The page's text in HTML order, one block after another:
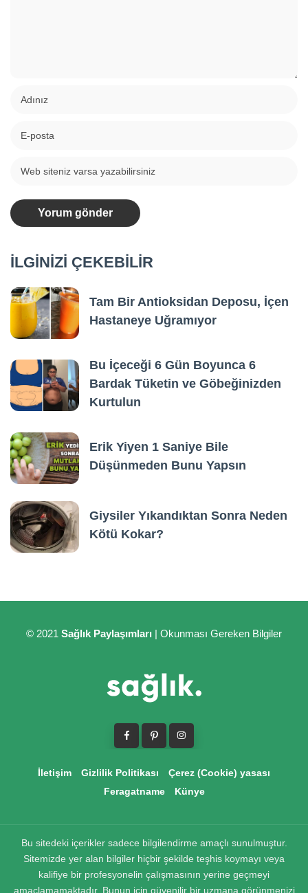
İLGİNİZİ ÇEKEBİLİR
Tam Bir Antioksidan Deposu, İçen
Hastaneye Uğramıyor
Bu İçeceği 6 Gün Boyunca 6
Bardak Tüketin ve Göbeğinizden
Kurtulun
Erik Yiyen 1 Saniye Bile
Düşünmeden Bunu Yapsın
Giysiler Yıkandıktan Sonra Neden
Kötü Kokar?
© 2021 Sağlık Paylaşımları | Okunması Gereken Bilgiler
İletişim Gizlilik Politikası
Çerez (Cookie) yasası
Feragatname
Künye
Bu sitedeki içerikler sadece bilgilendirme amaçlı sunulmuştur.
Sitemizde yer alan bilgiler hiçbir şekilde teşhis koymayı veya
kalifiye bir profesyonelin çalışmasının yerine geçmeyi
amaçlamamaktadır. Bunun için güvenilir bir uzmana görünmenizi